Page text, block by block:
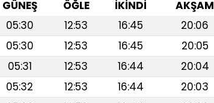
GÜNEŞ ÖĞLE İKINDI AKŞAM
05:30 12:53 16:45 20:06
05:30 12:53 16:45 20:05
05:31 12:53 16:44 20:04
05:32 12:53 16:44 20:03